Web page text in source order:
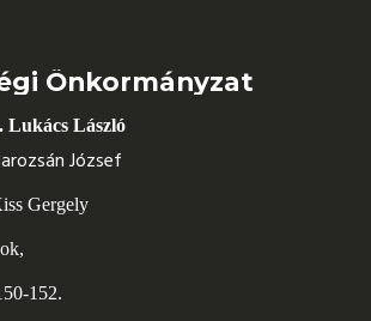
Önkormányzat
Lukács László
József
Gergely
152.